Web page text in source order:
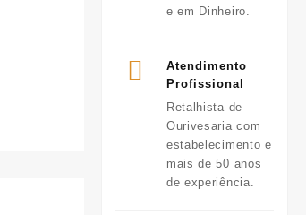
e em Dinheiro.
Atendimento
Profissional
Retalhista de
Ourivesaria com
estabelecimento e
mais de 50 anos
de experiência.